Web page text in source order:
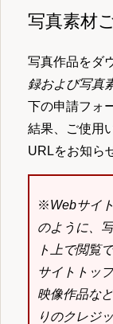
写真素材
写真作品をダ
録および写真
下の申請フォ
結果、ご使用
URLをお知ら
※Webサイ
のように、
ト上で閲覧
サイトトッ
映像作品な
りのクレジ